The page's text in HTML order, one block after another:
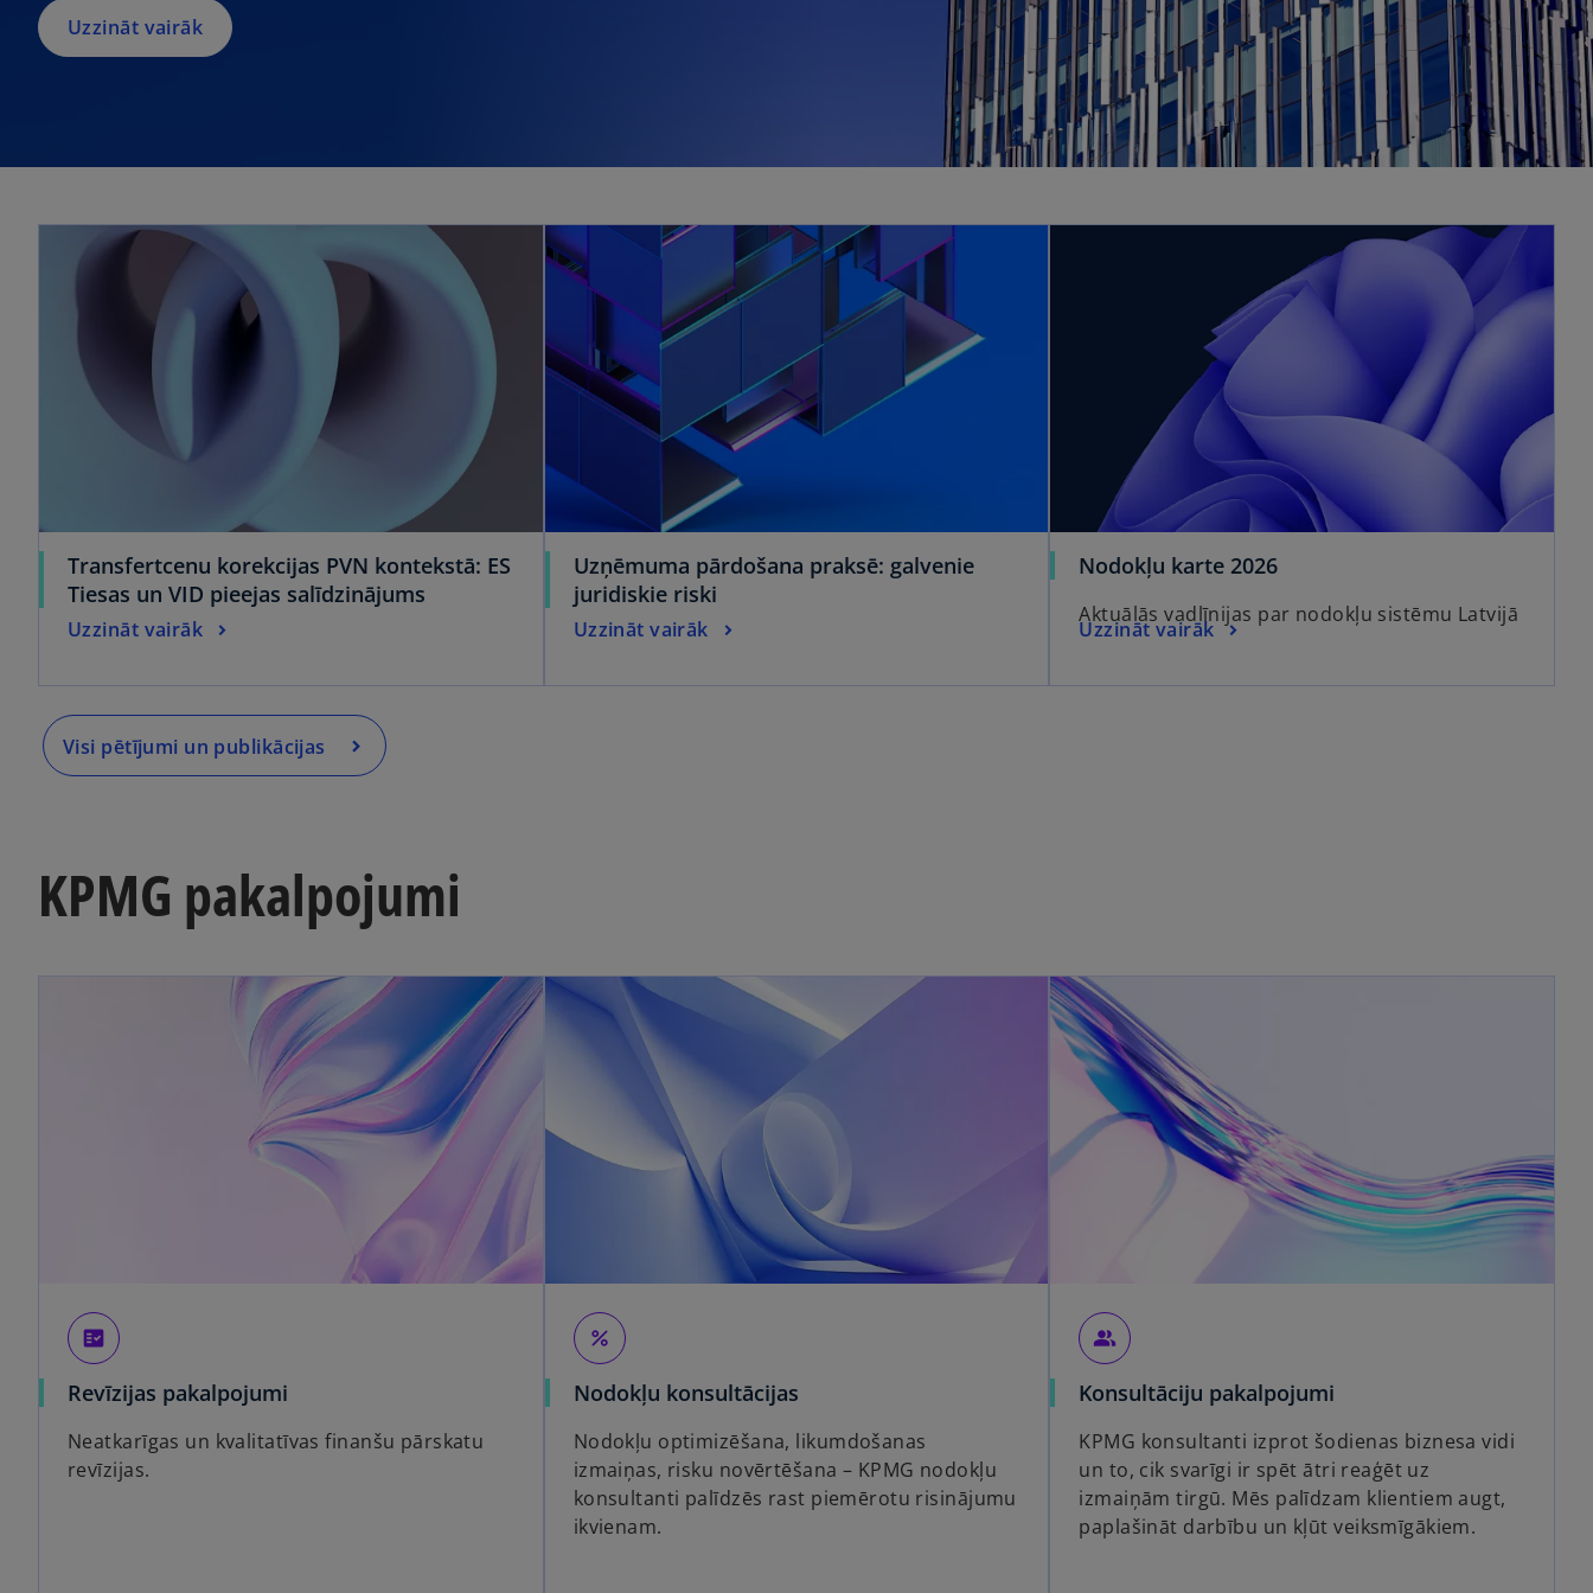
Uzzināt vairāk
Transfertcenu korekcijas PVN kontekstā: ES
Tiesas un VID pieejas salīdzinājums
⠀
Uzzināt vairāk
Uzņēmuma pārdošana praksē: galvenie
juridiskie riski
⠀
Uzzināt vairāk
Nodokļu karte 2026
Aktuālās vadlīnijas par nodokļu sistēmu Latvijā
Uzzināt vairāk
Visi pētījumi un publikācijas
KPMG pakalpojumi
fact_check
Revīzijas pakalpojumi
Neatkarīgas un kvalitatīvas finanšu pārskatu
revīzijas.
percent
Nodokļu konsultācijas
Nodokļu optimizēšana, likumdošanas
izmaiņas, risku novērtēšana – KPMG nodokļu
konsultanti palīdzēs rast piemērotu risinājumu
ikvienam.
people_alt
Konsultāciju pakalpojumi
KPMG konsultanti izprot šodienas biznesa vidi
un to, cik svarīgi ir spēt ātri reaģēt uz
izmaiņām tirgū. Mēs palīdzam klientiem augt,
paplašināt darbību un kļūt veiksmīgākiem.